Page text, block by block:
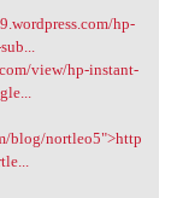
hp-
view/hp-instant-
blog/nortleo5">http